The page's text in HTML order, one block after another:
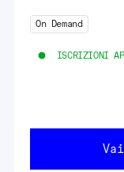
On Demand
ISCRIZIONI